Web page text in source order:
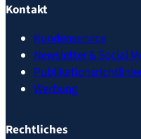
Kontakt
Kundenservice
Newsletter & Social
Werbung
Rechtliches